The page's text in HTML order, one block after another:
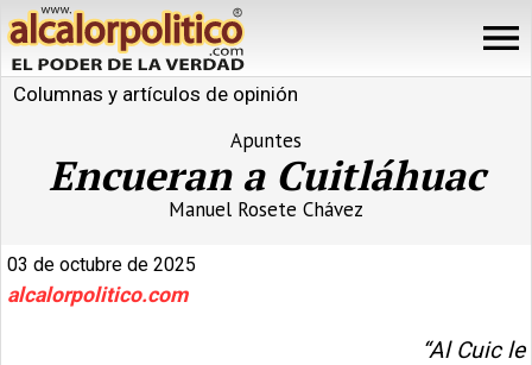
Columnas y artículos de opinión
Apuntes
Encueran a Cuitláhuac
Manuel Rosete Chávez
03 de octubre de 2025
alcalorpolitico.com
“Al Cuic le